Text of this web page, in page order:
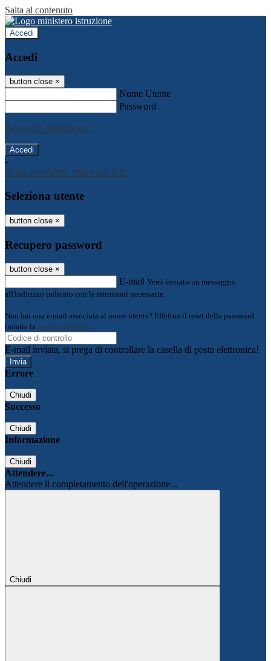
Salta al contenuto
Accedi
Accedi
button close ×
Nome Utente
Password
Password dimenticata?
-
Entra con SPID Entra con CIE
Seleziona utente
button close ×
Recupero password
button close ×
E-mail Verrà inviato un messaggio
all'indirizzo indicato con le istruzioni necessarie.
Non hai una e-mail associata al nome utente? Effettua il reset della password
tramite la Login Spaggiari
E-mail inviata, si prega di controllare la casella di posta elettronica!
Errore
Chiudi
Successo
Chiudi
Informazione
Chiudi
Attendere...
Attendere il completamento dell'operazione...
Chiudi